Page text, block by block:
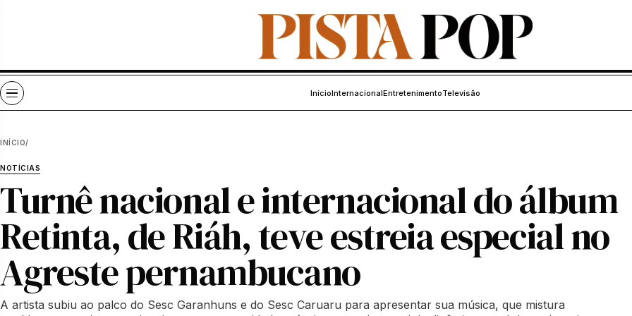
Abrir menu InícioInternacionalEntretenimentoTelevisão
INÍCIO/
NOTÍCIAS
Turnê nacional e internacional do álbum
Retinta, de Riáh, teve estreia especial no
Agreste pernambucano
A artista subiu ao palco do Sesc Garanhuns e do Sesc Caruaru para apresentar sua música, que mistura